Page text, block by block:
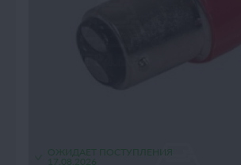
ОЖИДАЕТ ПОСТУПЛЕНИЯ
17.08.2026